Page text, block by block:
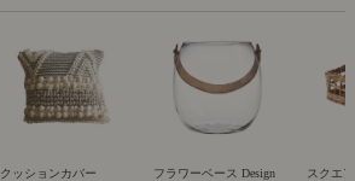
クッションカバー
フラワーベース Design
スクエ